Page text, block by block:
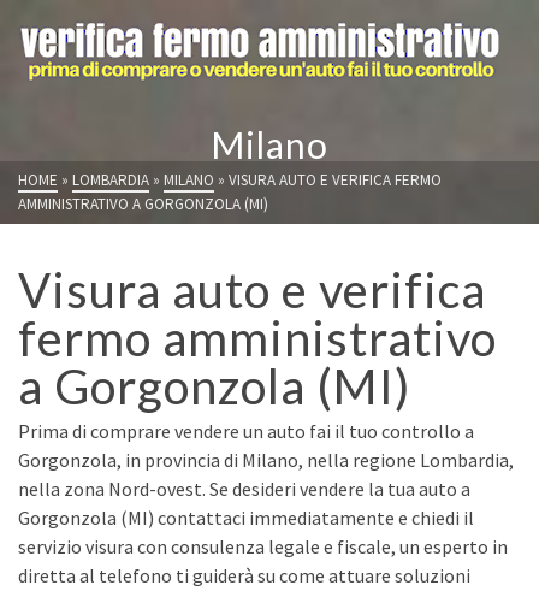
Milano
HOME » LOMBARDIA » MILANO » VISURA AUTO E VERIFICA FERMO
AMMINISTRATIVO A GORGONZOLA (MI)
Visura auto e verifica
fermo amministrativo
a Gorgonzola (MI)
Prima di comprare vendere un auto fai il tuo controllo a
Gorgonzola, in provincia di Milano, nella regione Lombardia,
nella zona Nord-ovest. Se desideri vendere la tua auto a
Gorgonzola (MI) contattaci immediatamente e chiedi il
servizio visura con consulenza legale e fiscale, un esperto in
diretta al telefono ti guiderà su come attuare soluzioni